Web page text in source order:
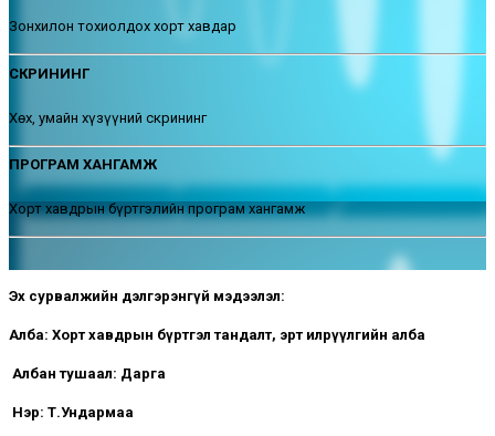
Зонхилон тохиолдох хорт хавдар
СКРИНИНГ
Хөх, умайн хүзүүний скрининг
ПРОГРАМ ХАНГАМЖ
Хорт хавдрын бүртгэлийн програм хангамж
Эх сурвалжийн дэлгэрэнгүй мэдээлэл:
Алба: Хорт хавдрын бүртгэл тандалт, эрт илрүүлгийн алба
Албан тушаал: Дарга
Нэр: Т.Ундармаа